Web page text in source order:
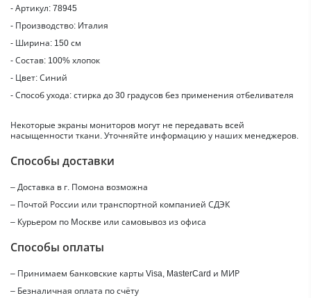
- Артикул: 78945
- Производство: Италия
- Ширина: 150 см
- Состав: 100% хлопок
- Цвет: Синий
- Способ ухода: стирка до 30 градусов без применения отбеливателя
Некоторые экраны мониторов могут не передавать всей
насыщенности ткани. Уточняйте информацию у наших менеджеров.
Способы доставки
– Доставка в г. Помона возможна
– Почтой России или транспортной компанией СДЭК
– Курьером по Москве или самовывоз из офиса
Способы оплаты
– Принимаем банковские карты Visa, MasterCard и МИР
– Безналичная оплата по счёту